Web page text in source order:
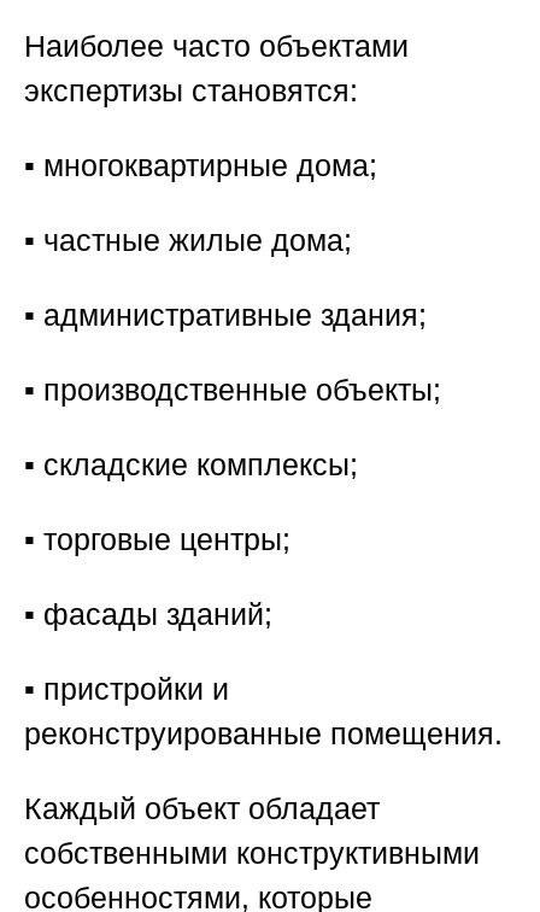
Наиболее часто объектами
экспертизы становятся:
▪️ многоквартирные дома;
▪️ частные жилые дома;
▪️ административные здания;
▪️ производственные объекты;
▪️ складские комплексы;
▪️ торговые центры;
▪️ фасады зданий;
▪️ пристройки и
реконструированные помещения.
Каждый объект обладает
собственными конструктивными
особенностями, которые